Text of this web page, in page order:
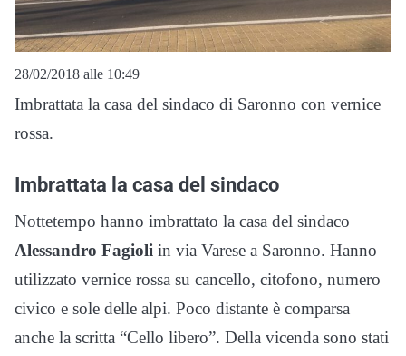
28/02/2018 alle 10:49
Imbrattata la casa del sindaco di Saronno con vernice
rossa.
Imbrattata la casa del sindaco
Nottetempo hanno imbrattato la casa del sindaco
Alessandro Fagioli in via Varese a Saronno. Hanno
utilizzato vernice rossa su cancello, citofono, numero
civico e sole delle alpi. Poco distante è comparsa
anche la scritta “Cello libero”. Della vicenda sono stati